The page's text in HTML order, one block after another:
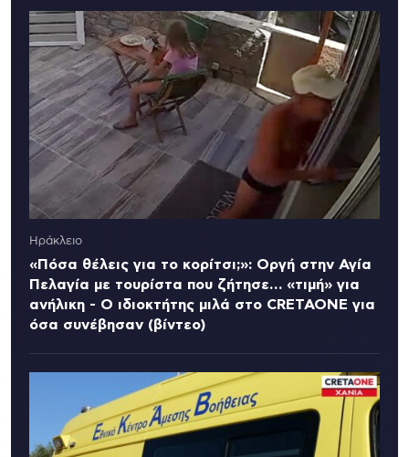
Ηράκλειο
«Πόσα θέλεις για το κορίτσι;»: Οργή στην Αγία
Πελαγία με τουρίστα που ζήτησε… «τιμή» για
ανήλικη - Ο ιδιοκτήτης μιλά στο CRETAONE για
όσα συνέβησαν (βίντεο)